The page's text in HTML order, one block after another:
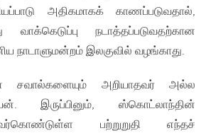
அதிகமாகக் காணப்படுவதால்,
நடாத்தப்படுவதற்கான
நாடாளுமன்றம் இலகுவில் வழங்காது.
சவால்களையும் அறியாதவர் அல்ல
இருப்பினும், ஸ்கொட்லாந்தின்
பற்றுறுதி எந்தச்